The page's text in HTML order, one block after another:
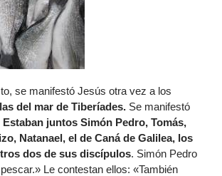
se manifestó Jesús otra vez a los
del mar de Tiberíades. Se manifestó
Estaban juntos Simón Pedro, Tomás,
Natanael, el de Caná de Galilea, los
dos de sus discípulos. Simón Pedro
Le contestan ellos: «También